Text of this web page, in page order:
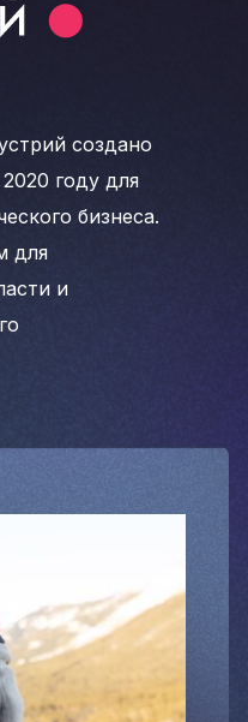
создано
году для
бизнеса.
для
и